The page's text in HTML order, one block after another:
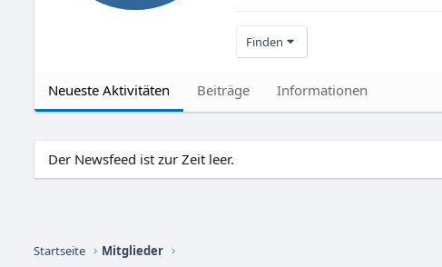
Finden
Neueste Aktivitäten Beiträge Informationen
Der Newsfeed ist zur Zeit leer.
Startseite Mitglieder